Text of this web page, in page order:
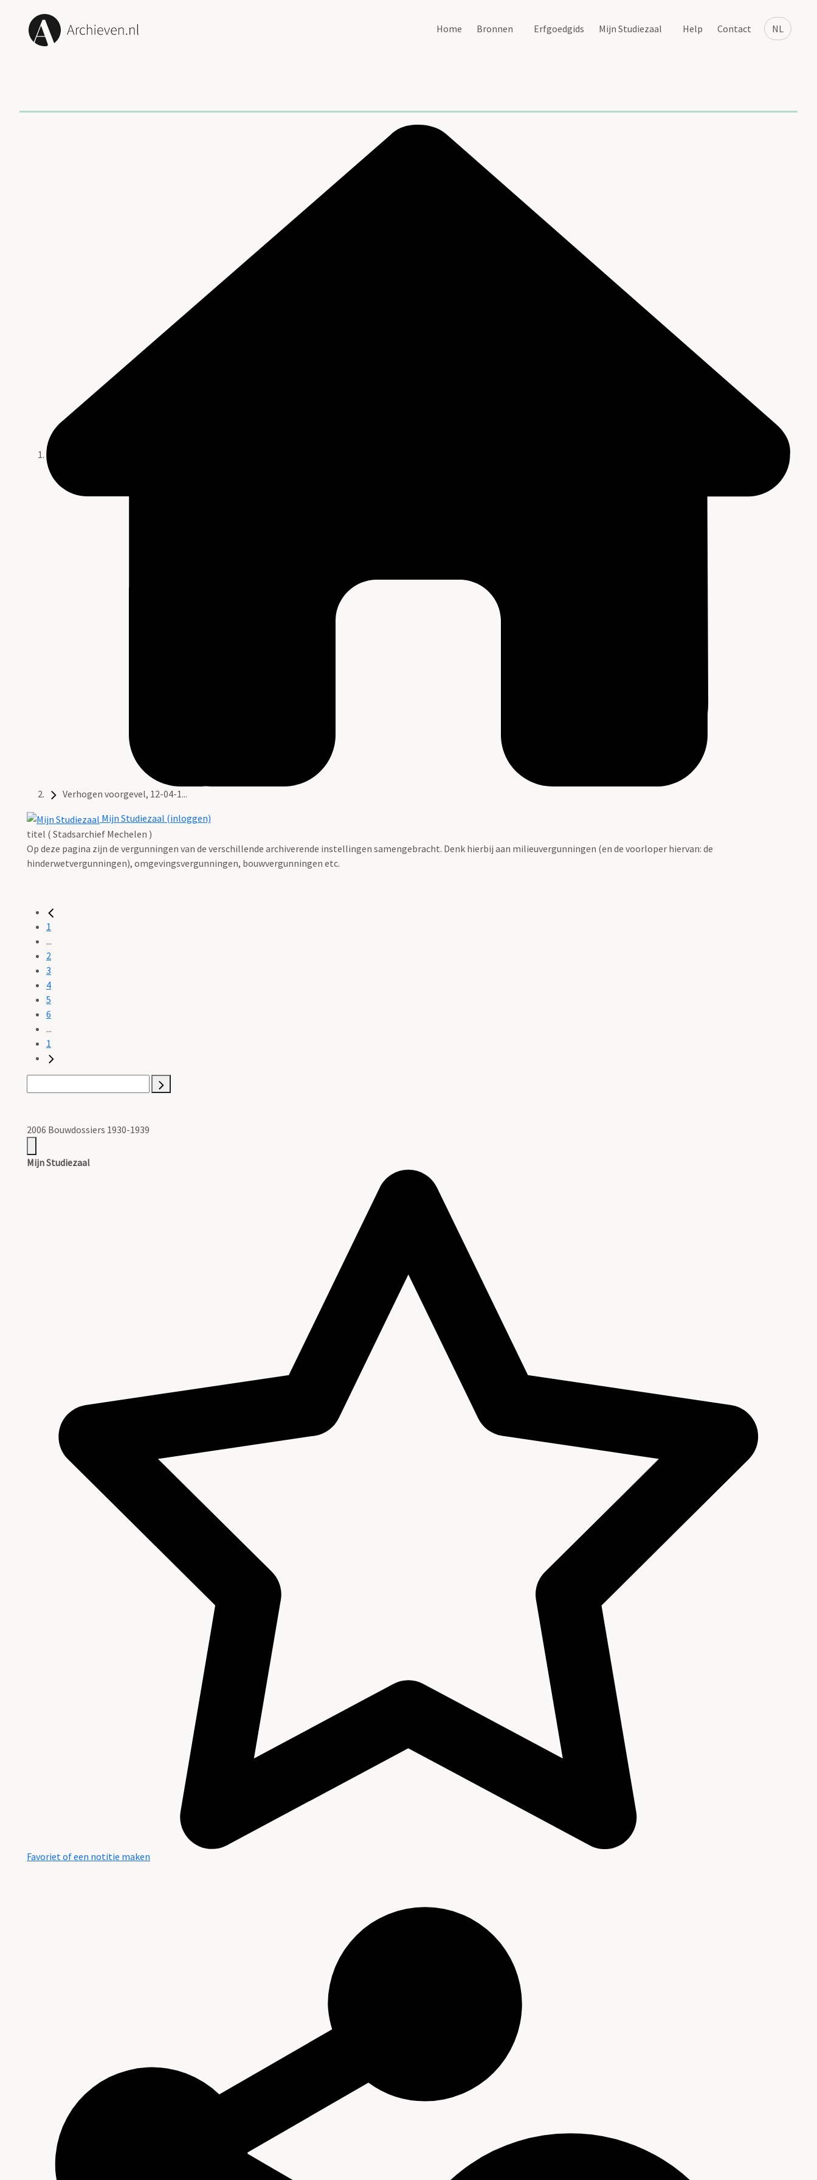
NL
Home Bronnen Erfgoedgids Mijn Studiezaal Help Contact
Verhogen voorgevel, 12-04-1...
Mijn Studiezaal (inloggen)
titel ( Stadsarchief Mechelen )
Op deze pagina zijn de vergunningen van de verschillende archiverende instellingen samengebracht. Denk hierbij aan milieuvergunningen (en de voorloper hiervan: de
hinderwetvergunningen), omgevingsvergunningen, bouwvergunningen etc.
1
...
2
3
4
5
6
...
1
2006 Bouwdossiers 1930-1939
Mijn Studiezaal
Favoriet of een notitie maken